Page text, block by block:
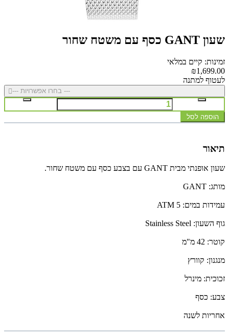
שעון GANT כסף עם משטח שחור
זמינות: קיים במלאי
₪1,699.00
לעטוף למתנה
--- בחרו אפשרויות ---
הוספה לסל
תיאור
שעון אופנתי מבית GANT עם בצבע כסף עם משטח שחור.
מותג: GANT
עמידות במים: 5 ATM
גוף השעון: Stainless Steel
קוטר: 42 מ"מ
מנגנון: קוורץ
זכוכית: מינרל
צבע: כסף
אחריות לשנה